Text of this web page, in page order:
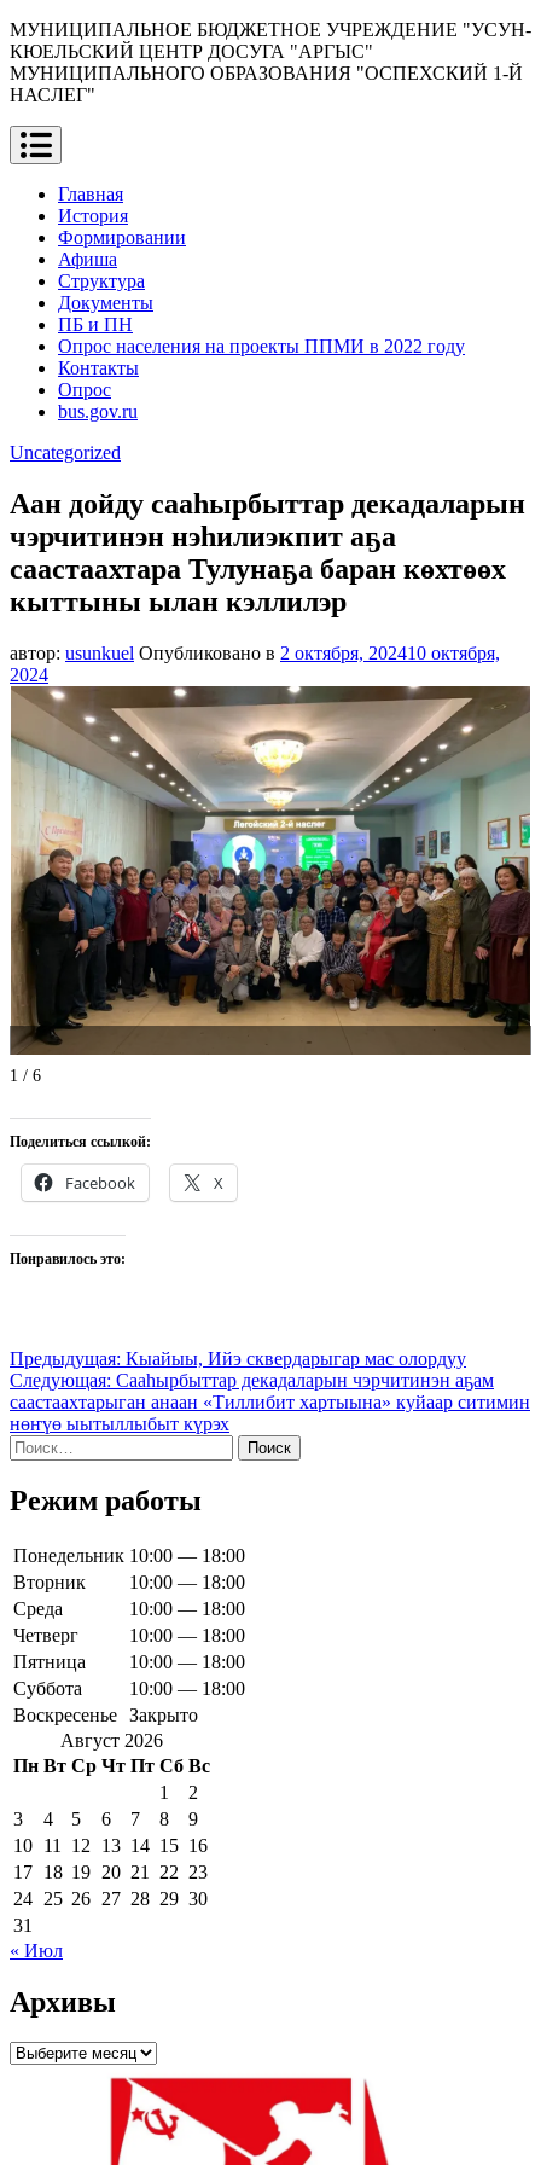
Перейти
к
содержимому
МУНИЦИПАЛЬНОЕ БЮДЖЕТНОЕ УЧРЕЖДЕНИЕ "УСУН-
КЮЕЛЬСКИЙ ЦЕНТР ДОСУГА "АРГЫС"
МУНИЦИПАЛЬНОГО ОБРАЗОВАНИЯ "ОСПЕХСКИЙ 1-Й
НАСЛЕГ"
Главная
История
Формировании
Афиша
Структура
Документы
ПБ и ПН
Опрос населения на проекты ППМИ в 2022 году
Контакты
Опрос
bus.gov.ru
Uncategorized
Аан дойду сааһырбыттар декадаларын
чэрчитинэн нэһилиэкпит аҕа
саастаахтара Тулунаҕа баран көхтөөх
кыттыны ылан кэллилэр
автор: usunkuel Опубликовано в 2 октября, 202410 октября,
2024
1 / 6
Поделиться ссылкой:
Facebook X
Понравилось это:
Навигация
по
записям
Предыдущая: Кыайыы, Ийэ сквердарыгар мас олордуу
Следующая: Сааһырбыттар декадаларын чэрчитинэн аҕам
саастаахтарыган анаан «Тиллибит хартыына» куйаар ситимин
нөҥүө ыытыллыбыт күрэх
Найти:
Режим работы
Понедельник 10:00 — 18:00
Вторник
10:00 — 18:00
Среда
10:00 — 18:00
Четверг
10:00 — 18:00
Пятница
10:00 — 18:00
Суббота
10:00 — 18:00
Воскресенье Закрыто
Август 2026
Пн Вт Ср Чт Пт Сб Вс
1
2
3
4 5 6 7 8
9
10 11 12 13 14 15 16
17 18 19 20 21 22 23
24 25 26 27 28 29 30
31
« Июл
Архивы
Архивы